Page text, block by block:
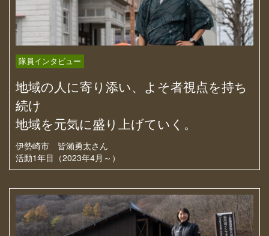
隊員インタビュー
地域の人に寄り添い、よそ者視点を持ち
続け
地域を元気に盛り上げていく。
伊勢崎市 皆瀨勇太さん
活動1年目（2023年4月～）